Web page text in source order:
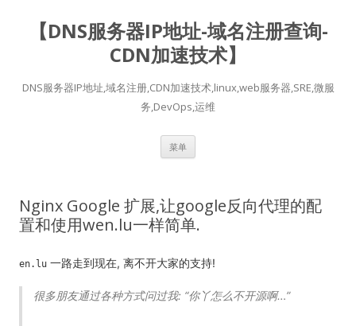
【DNS服务器IP地址-域名注册查询-
CDN加速技术】
DNS服务器IP地址,域名注册,CDN加速技术,linux,web服务器,SRE,微服
务,DevOps,运维
菜单
Nginx Google 扩展,让google反向代理的配
置和使用wen.lu一样简单.
en.lu 一路走到现在, 离不开大家的支持!
很多朋友通过各种方式问过我: “你丫怎么不开源啊…”